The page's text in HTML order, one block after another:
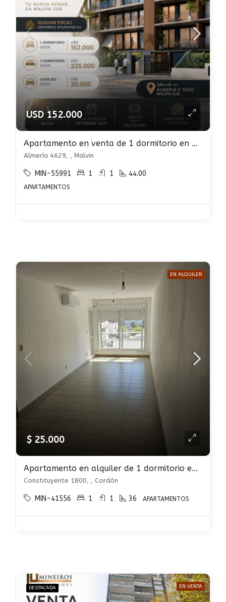
USD 152.000
Apartamento en venta de 1 dormitorio en Malvin
Almería 4629, , Malvin
MIN-55991 1 1 44.00
APARTAMENTOS
EN ALQUILER
$ 25.000
Apartamento en alquiler de 1 dormitorio en Cordón
Constituyente 1800, , Cordón
MIN-41556 1 1 36 APARTAMENTOS
DESTACADA EN VENTA